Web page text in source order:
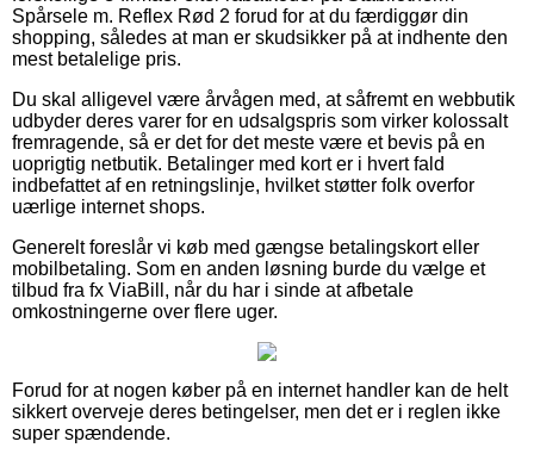
Spårsele m. Reflex Rød 2 forud for at du færdiggør din
shopping, således at man er skudsikker på at indhente den
mest betalelige pris.
Du skal alligevel være årvågen med, at såfremt en webbutik
udbyder deres varer for en udsalgspris som virker kolossalt
fremragende, så er det for det meste være et bevis på en
uoprigtig netbutik. Betalinger med kort er i hvert fald
indbefattet af en retningslinje, hvilket støtter folk overfor
uærlige internet shops.
Generelt foreslår vi køb med gængse betalingskort eller
mobilbetaling. Som en anden løsning burde du vælge et
tilbud fra fx ViaBill, når du har i sinde at afbetale
omkostningerne over flere uger.
Forud for at nogen køber på en internet handler kan de helt
sikkert overveje deres betingelser, men det er i reglen ikke
super spændende.